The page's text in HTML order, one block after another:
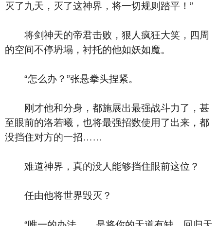
灭了九天，灭了这神界，将一切规则踏平！”
将剑神天的帝君击败，狠人疯狂大笑，四周
的空间不停坍塌，衬托的他如妖如魔。
“怎么办？”张悬拳头捏紧。
刚才他和分身，都施展出最强战斗力了，甚
至眼前的洛若曦，也将最强招数使用了出来，都
没挡住对方的一招……
难道神界，真的没人能够挡住眼前这位？
任由他将世界毁灭？